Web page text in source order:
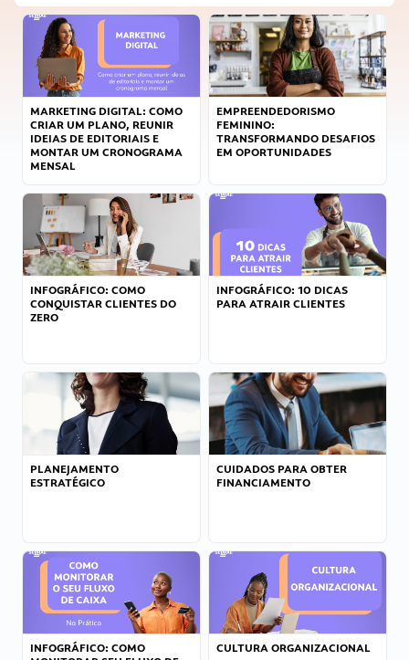
MARKETING DIGITAL: COMO
CRIAR UM PLANO, REUNIR
IDEIAS DE EDITORIAIS E
MONTAR UM CRONOGRAMA
MENSAL
EMPREENDEDORISMO
FEMININO:
TRANSFORMANDO DESAFIOS
EM OPORTUNIDADES
INFOGRÁFICO: COMO
CONQUISTAR CLIENTES DO
ZERO
INFOGRÁFICO: 10 DICAS
PARA ATRAIR CLIENTES
PLANEJAMENTO
ESTRATÉGICO
CUIDADOS PARA OBTER
FINANCIAMENTO
INFOGRÁFICO: COMO
CULTURA ORGANIZACIONAL